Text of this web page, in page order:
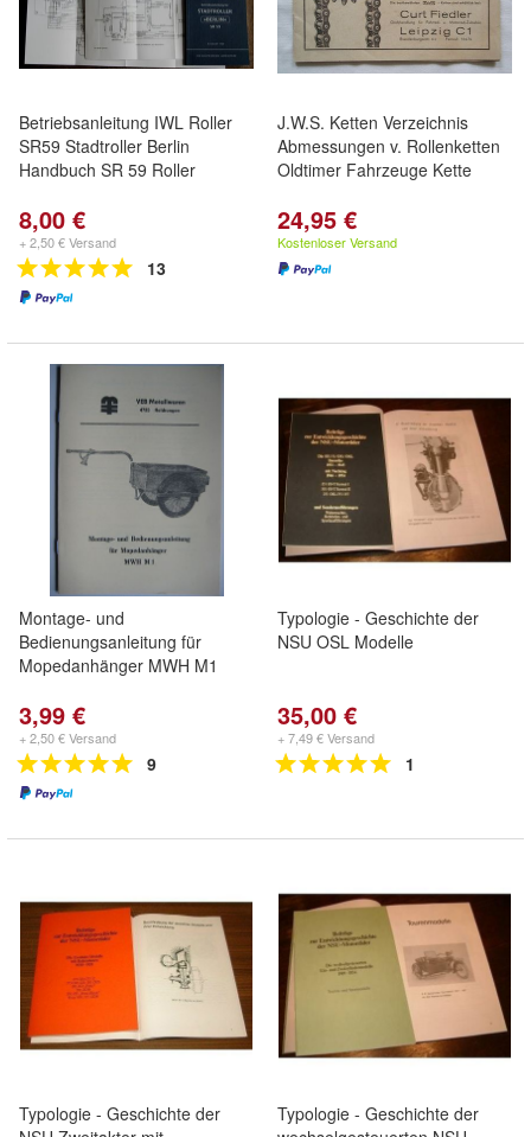
Betriebsanleitung IWL Roller
SR59 Stadtroller Berlin
Handbuch SR 59 Roller
8,00 €
+ 2,50 € Versand
13
J.W.S. Ketten Verzeichnis
Abmessungen v. Rollenketten
Oldtimer Fahrzeuge Kette
24,95 €
Kostenloser Versand
Montage- und
Bedienungsanleitung für
Mopedanhänger MWH M1
3,99 €
+ 2,50 € Versand
9
Typologie - Geschichte der
NSU OSL Modelle
35,00 €
+ 7,49 € Versand
1
Typologie - Geschichte der
Typologie - Geschichte der